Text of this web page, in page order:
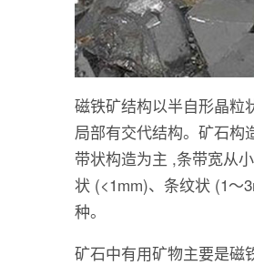
磁铁矿结构以半自形晶粒
局部有交代结构。矿石构
带状构造为主 ,条带宽从
状 (<1mm)、条纹状 (1～
种。
矿石中有用矿物主要是磁